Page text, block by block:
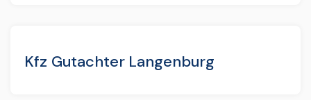
Kfz Gutachter Langenburg